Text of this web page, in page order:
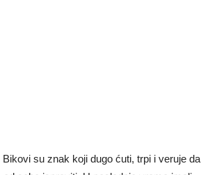
su znak koji dugo ćuti, trpi i veruje da